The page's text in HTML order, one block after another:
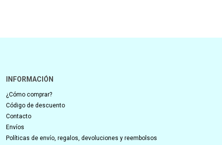
INFORMACIÓN
¿Cómo comprar?
Código de descuento
Contacto
Envíos
Políticas de envío, regalos, devoluciones y reembolsos